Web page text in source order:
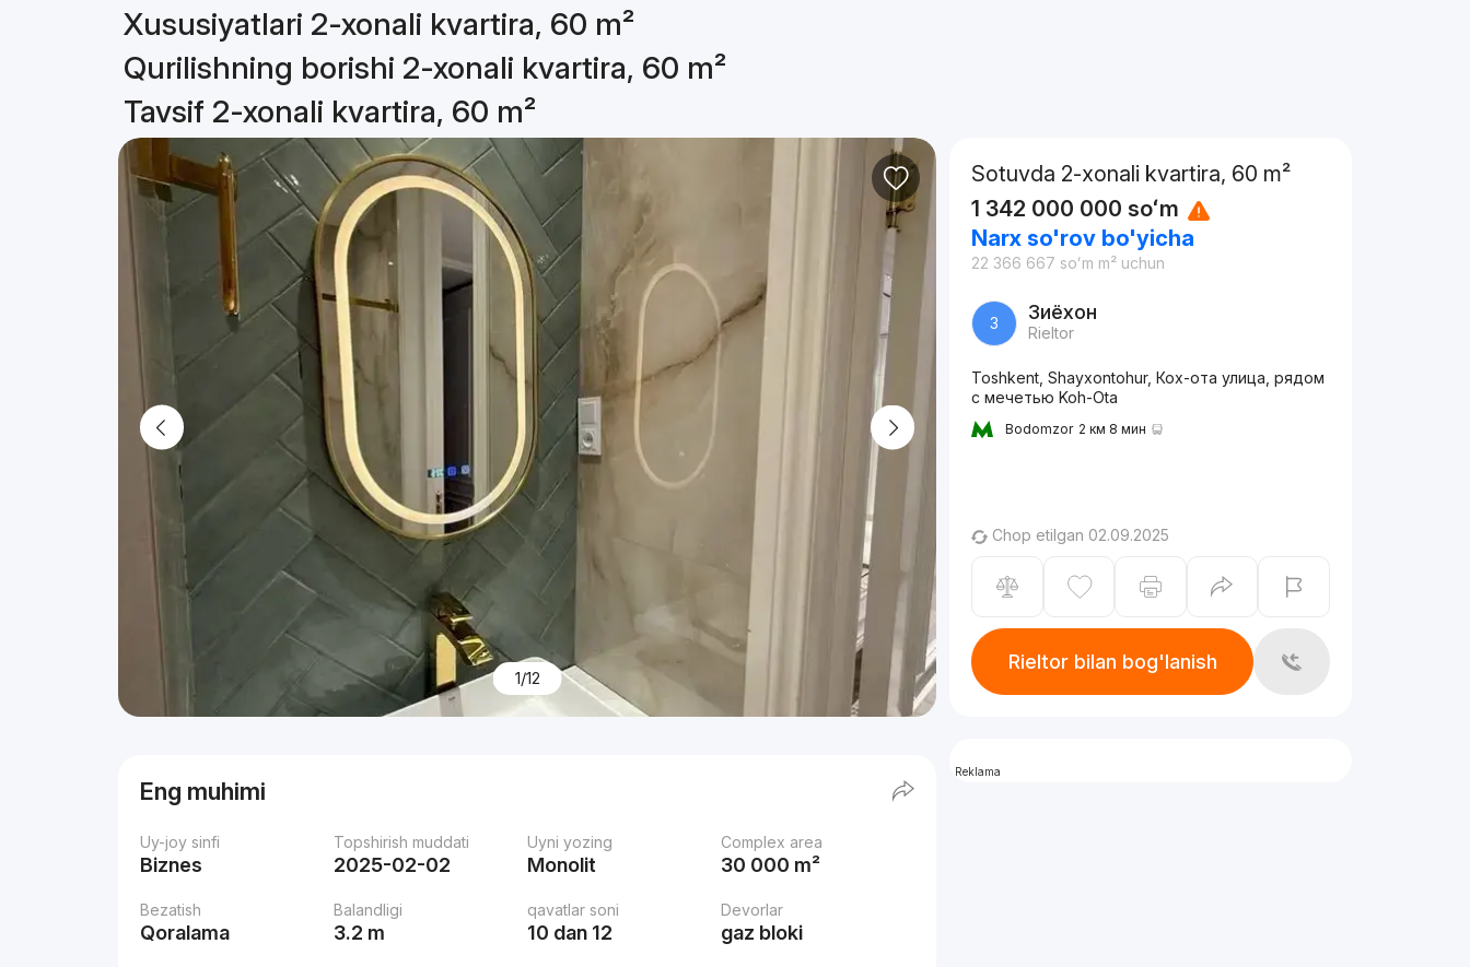
Xususiyatlari 2-xonali kvartira, 60 m²
Qurilishning borishi 2-xonali kvartira, 60 m²
Tavsif 2-xonali kvartira, 60 m²
1/12
Eng muhimi
Uy-joy sinfi
Biznes
Topshirish muddati
2025-02-02
Uyni yozing
Monolit
Complex area
30 000 m²
Bezatish
Qoralama
Balandligi
3.2 m
qavatlar soni
10 dan 12
Devorlar
gaz bloki
Sotuvda 2-xonali kvartira, 60 m²
1 342 000 000 soʻm
Narx so'rov bo'yicha
22 366 667 soʻm m² uchun
З Зиёхон
Rieltor
Toshkent, Shayxontohur, Кох-ота улица, рядом
с мечетью Koh-Ota
Bodomzor 2 км 8 мин
Chop etilgan 02.09.2025
Rieltor bilan bog'lanish
Reklama